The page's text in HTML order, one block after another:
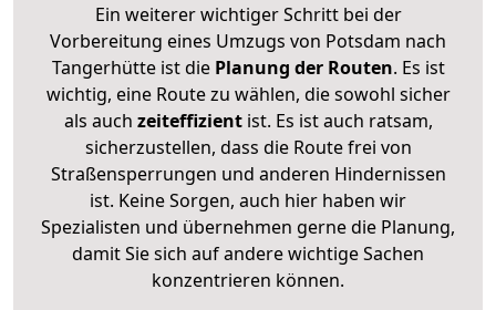
Ein weiterer wichtiger Schritt bei der
Vorbereitung eines Umzugs von Potsdam nach
Tangerhütte ist diePlanung der Routen. Es ist
wichtig, eine Route zu wählen, die sowohl sicher
als auch zeiteffizientist. Es ist auch ratsam,
sicherzustellen, dass die Route frei von
Straßensperrungen und anderen Hindernissen
ist. Keine Sorgen, auch hier haben wir
Spezialisten und übernehmen gerne die Planung,
damit Sie sich auf andere wichtige Sachen
konzentrieren können.